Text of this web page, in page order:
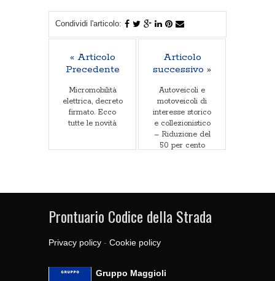
Condividi l'articolo:
« Articolo
Precedente
Micromobilità
elettrica, decreto
firmato. Ecco
tutte le novità
Articolo
successivo »
Autoveicoli e
motoveicoli di
interesse storico
e collezionistico
– Riduzione del
50 per cento
Prontuario Codice della Strada
Privacy policy - Cookie policy
Gruppo Maggioli